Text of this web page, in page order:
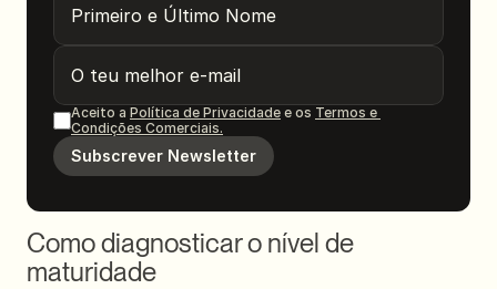
Aceito a Política de Privacidade e os Termos e
Condições Comerciais.
Subscrever Newsletter
Como diagnosticar o nível de
maturidade